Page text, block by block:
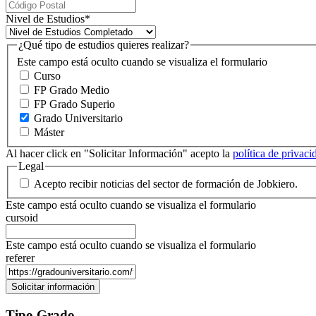
Nivel de Estudios*
Este campo está oculto cuando se visualiza el formulario
¿Qué tipo de estudios quieres realizar?
Curso
FP Grado Medio
FP Grado Superio
Grado Universitario
Máster
Al hacer click en "Solicitar Información" acepto la política de
Legal
Acepto recibir noticias del sector de formación de Jobkiero.
Este campo está oculto cuando se visualiza el formulario
cursoid
Este campo está oculto cuando se visualiza el formulario
referer